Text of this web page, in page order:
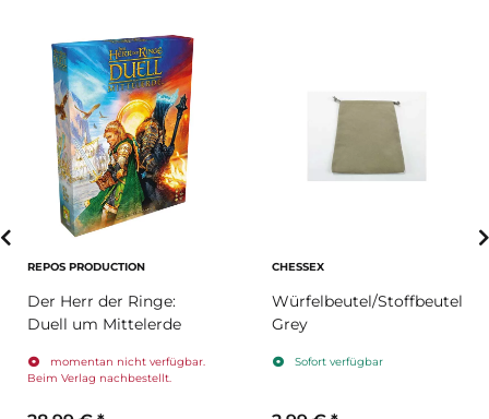
REPOS PRODUCTION
Der Herr der Ringe:
Duell um Mittelerde
momentan nicht verfügbar.
Beim Verlag nachbestellt.
CHESSEX
Würfelbeutel/Stoffbeutel
Grey
Sofort verfügbar